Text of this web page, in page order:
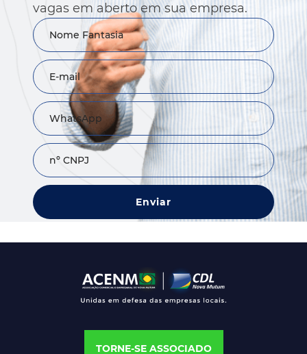
vagas em aberto em sua empresa.
Enviar
TORNE-SE ASSOCIADO